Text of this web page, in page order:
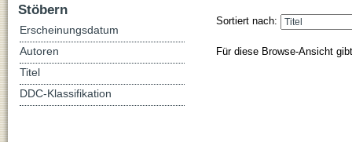
Sortiert nach:
Für diese Browse-Ansicht
Stöbern
Erscheinungsdatum
Autoren
Titel
DDC-Klassifikation